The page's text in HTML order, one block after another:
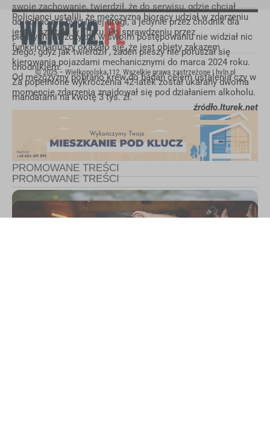
swoje zachowanie, twierdził, że do serwisu, gdzie chciał
dojechać nie było innej drogi, a jedynie przez chodnik dla
pieszych. Mężczyzna w swoim postępowaniu nie widział nic
złego, gdyż jak twierdził , żaden pieszy nie poruszał się
chodnikiem.
Za popełnione wykroczenia 42-latek został ukarany dwoma
mandatami na kwotę 3 tys. zł.
Policjanci ustalili, że mężczyzna biorący udział w zdarzeniu
jest w szpitalu w Turku. Po sprawdzeniu przez
funkcjonariuszy okazało się, że jest objęty zakazem
kierowania pojazdami mechanicznymi do marca 2024 roku.
Od mężczyzny pobrano krew do badań celem ustalenia czy w
momencie zdarzenia znajdował się pod działaniem alkoholu.
źródło.Iturek.net
© 2025 – Wielkopolska 112, Wszelkie prawa zastrzeżone | hvln.pl